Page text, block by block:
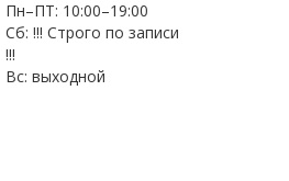
Пн–ПТ: 10:00–19:00
Сб: !!! Строго по записи
!!!
Вс: выходной